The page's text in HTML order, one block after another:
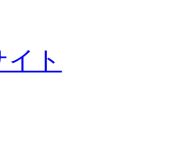
ト